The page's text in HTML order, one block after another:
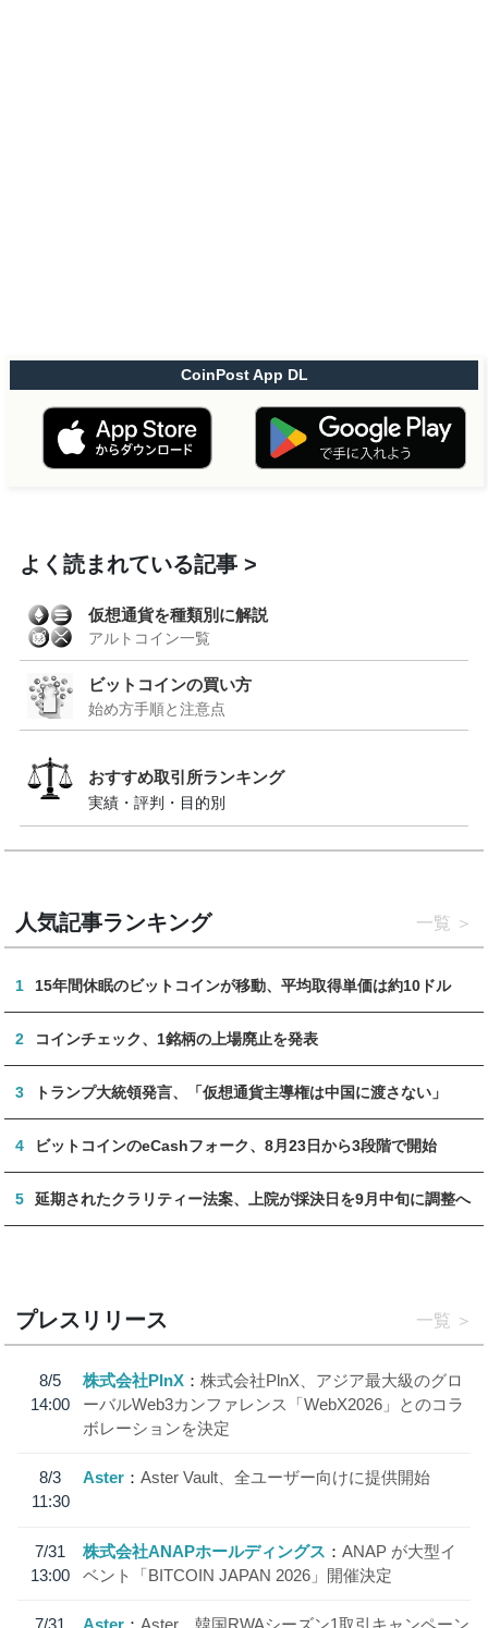
CoinPost App DL
よく読まれている記事
仮想通貨を種類別に解説
アルトコイン一覧
ビットコインの買い方
始め方手順と注意点
おすすめ取引所ランキング
実績・評判・目的別
人気記事ランキング 一覧
1 15年間休眠のビットコインが移動、平均取得単価は約10ドル
2 コインチェック、1銘柄の上場廃止を発表
3 トランプ大統領発言、「仮想通貨主導権は中国に渡さない」
4 ビットコインのeCashフォーク、8月23日から3段階で開始
5 延期されたクラリティー法案、上院が採決日を9月中旬に調整へ
プレスリリース 一覧
8/5
14:00
株式会社PlnX
株式会社PlnX、アジア最大級のグロ
ーバルWeb3カンファレンス「WebX2026」とのコラ
ボレーションを決定
8/3
11:30
Aster Aster Vault、全ユーザー向けに提供開始
7/31
13:00
株式会社ANAPホールディングス
ANAP が大型イ
ベント「BITCOIN JAPAN 2026」開催決定